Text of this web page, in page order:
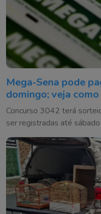
Mega-Sena pode
domingo; veja
Concurso 3042 terá
ser registradas até